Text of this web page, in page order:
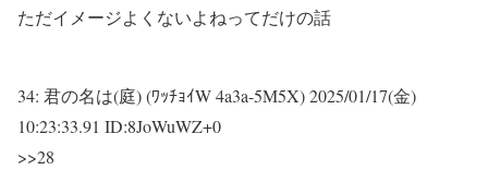
ただイメージよくないよねってだけの話
34: 君の名は(庭) (ﾜｯﾁｮｲW 4a3a-5M5X)2025/01/17(金)
10:23:33.91 ID:8JoWuWZ+0
>>28